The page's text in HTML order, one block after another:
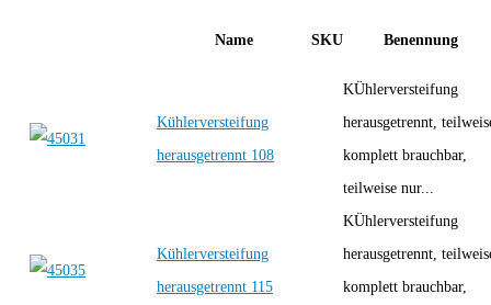
Name SKU Benennung
Kühlerversteifung
herausgetrennt 108
KÜhlerversteifung
herausgetrennt,
komplett brauchbar,
teilweise nur...
Kühlerversteifung
herausgetrennt 115
KÜhlerversteifung
herausgetrennt,
komplett brauchbar,